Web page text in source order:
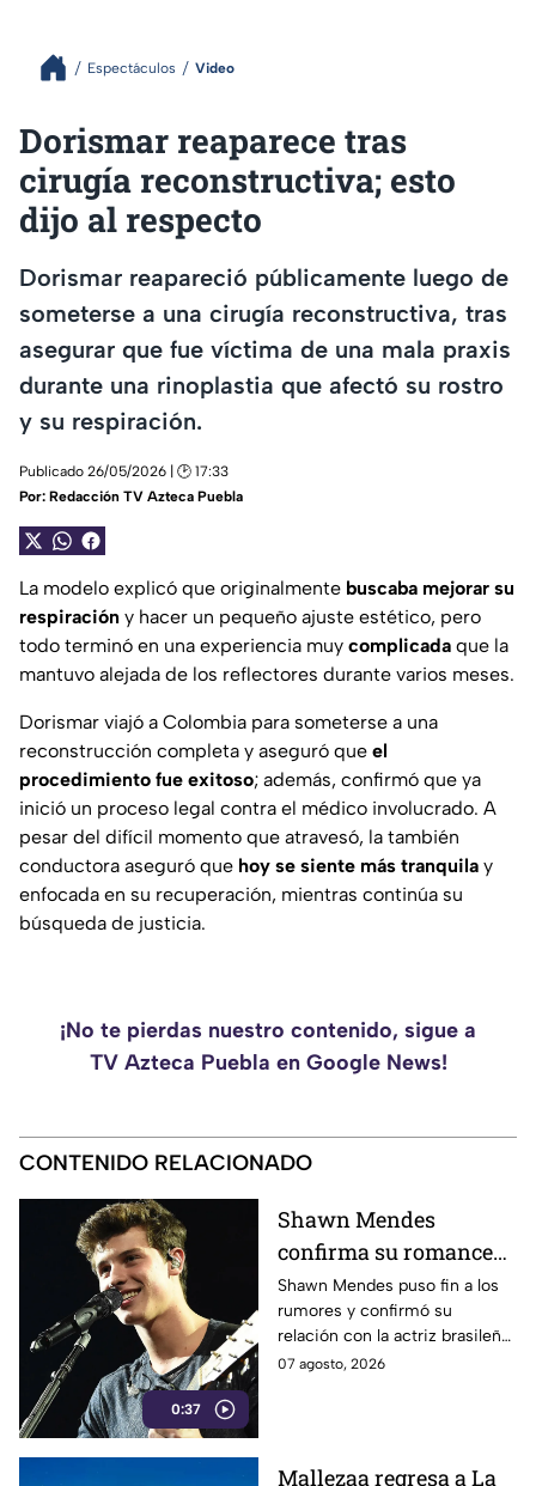
Espectáculos Video
Dorismar reaparece tras
cirugía reconstructiva; esto
dijo al respecto
Dorismar reapareció públicamente luego de
someterse a una cirugía reconstructiva, tras
asegurar que fue víctima de una mala praxis
durante una rinoplastia que afectó su rostro
y su respiración.
Publicado 26/05/2026 | 🕑 17:33
Por: Redacción TV Azteca Puebla
La modelo explicó que originalmente buscaba mejorar su
respiración y hacer un pequeño ajuste estético, pero
todo terminó en una experiencia muy complicada que la
mantuvo alejada de los reflectores durante varios meses.
Dorismar viajó a Colombia para someterse a una
reconstrucción completa y aseguró que el
procedimiento fue exitoso; además, confirmó que ya
inició un proceso legal contra el médico involucrado. A
pesar del difícil momento que atravesó, la también
conductora aseguró que hoy se siente más tranquila y
enfocada en su recuperación, mientras continúa su
búsqueda de justicia.
¡No te pierdas nuestro contenido, sigue a
TV Azteca Puebla en Google News!
CONTENIDO RELACIONADO
0:37
Shawn Mendes
confirma su romance
con Bruna Marquezine
Shawn Mendes puso fin a los
rumores y confirmó su
relación con la actriz brasileña
bruna marquezine, al
07 agosto, 2026
Mallezaa regresa a La